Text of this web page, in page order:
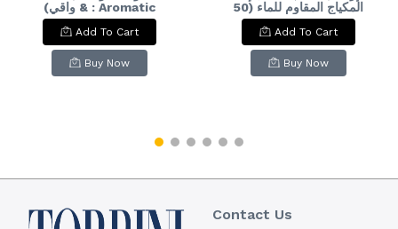
واقي) & : Aromatic
Cleaning Capsules
(Protective Cleaner)
Add To Cart
Buy Now
المكياج المقاوم للماء (50
منديل) & EIMA
Waterproof Makeup
Remover Wipes (50
Count)
Add To Cart
Buy Now
Contact Us